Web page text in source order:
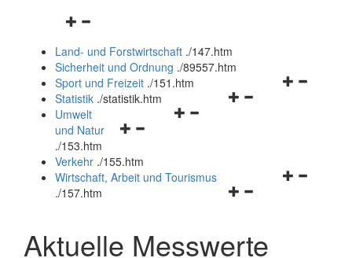
Navigationsmenü
und
schließen
Land- und Forstwirtschaft ./147.htm
Sicherheit und Ordnung ./89557.htm
Navigationsmenü
Sport und Freizeit ./151.htm
Navigationsmenü
Statistik ./statistik.htm
Navigationsmenü
und
schließen
Umwelt
und Natur
./153.htm
Verkehr ./155.htm
Navigationsmenü
schließen
Wirtschaft, Arbeit und Tourismus
./157.htm
Aktuelle Messwerte